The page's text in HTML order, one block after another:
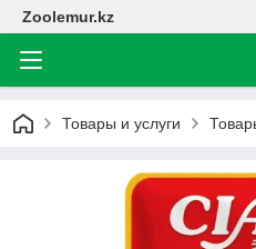
Zoolemur.kz
Товары и услуги